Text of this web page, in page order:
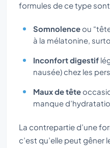
formules de ce type
Somnolenceou
à la mélatonine,
Inconfort digestif
nausée) chez les
Maux de tête
manque
La contrepartie d’une
c’est qu’elle peut gêner